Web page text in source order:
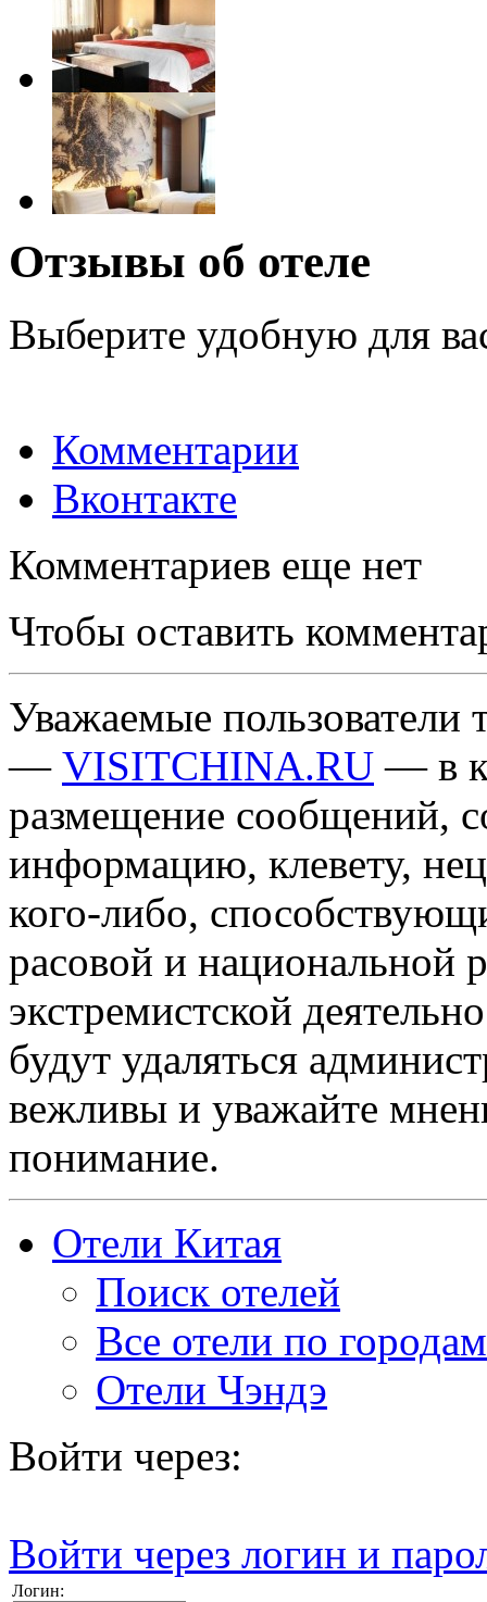
Отзывы об отеле
Выберите удобную для
Комментарии
Вконтакте
Комментариев еще нет
Чтобы оставить
Уважаемые пользователи
— VISITCHINA.RU — в
размещение сообщений,
информацию, клевету,
кого-либо,
расовой и национальной
экстремистской
будут удаляться
вежливы и уважайте
понимание.
Отели Китая
Поиск отелей
Все отели по городам
Отели Чэндэ
Войти через:
Войти через логин и
Логин: